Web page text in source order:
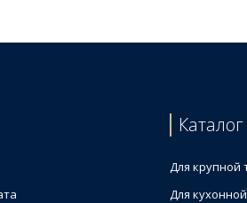
Каталог
Для крупной
Для